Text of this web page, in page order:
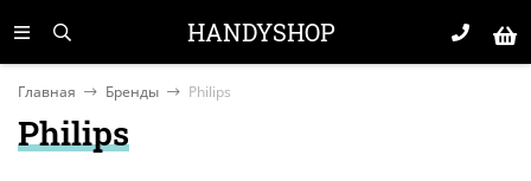
HANDYSHOP
Главная Бренды Philips
Philips